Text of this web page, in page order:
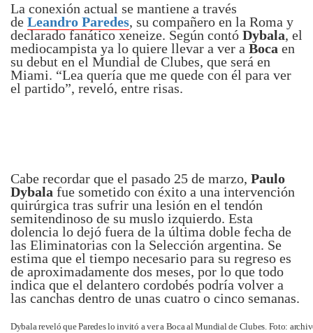
La conexión actual se mantiene a través
de Leandro Paredes, su compañero en la Roma y
declarado fanático xeneize. Según contó Dybala, el
mediocampista ya lo quiere llevar a ver a Boca en
su debut en el Mundial de Clubes, que será en
Miami. “Lea quería que me quede con él para ver
el partido”, reveló, entre risas.
Cabe recordar que el pasado 25 de marzo, Paulo
Dybala fue sometido con éxito a una intervención
quirúrgica tras sufrir una lesión en el tendón
semitendinoso de su muslo izquierdo. Esta
dolencia lo dejó fuera de la última doble fecha de
las Eliminatorias con la Selección argentina. Se
estima que el tiempo necesario para su regreso es
de aproximadamente dos meses, por lo que todo
indica que el delantero cordobés podría volver a
las canchas dentro de unas cuatro o cinco semanas.
Dybala reveló que Paredes lo invitó a ver a Boca al Mundial de Clubes. Foto: